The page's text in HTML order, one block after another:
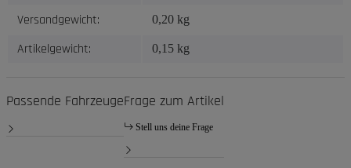
Versandgewicht: 0,20 kg
Artikelgewicht: 0,15 kg
Passende FahrzeugeFrage zum Artikel
Stell uns deine Frage